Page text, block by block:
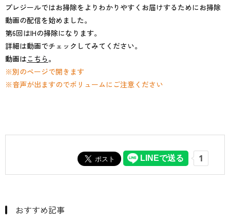
プレジールではお掃除をよりわかりやすくお届けするためにお掃除
動画の配信を始めました。
第6回はIHの掃除になります。
詳細は動画でチェックしてみてください。
動画はこちら。
※別のページで開きます
※音声が出ますのでボリュームにご注意ください
おすすめ記事